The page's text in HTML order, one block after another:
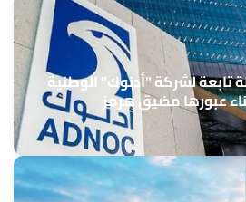
تابعة لشركة "أدنوك" الوطنية
عبورها مضيق هرمز